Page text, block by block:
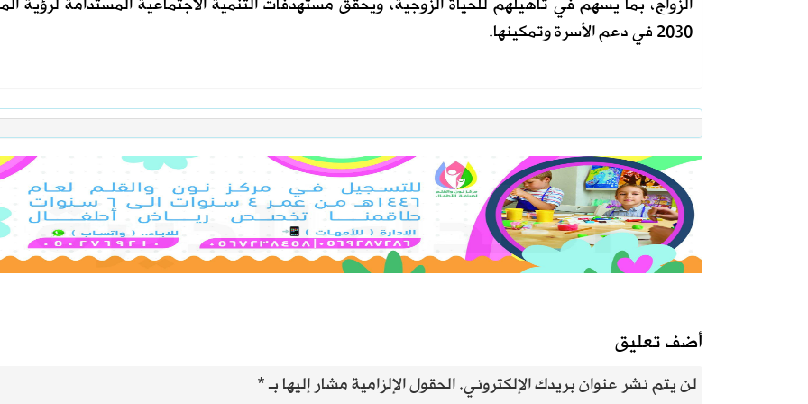
2030 في دعم الأسرة وتمكينها.
أضف تعليق
لن يتم نشر عنوان بريدك الإلكتروني.الحقول الإلزامية مشار إليها بـ*